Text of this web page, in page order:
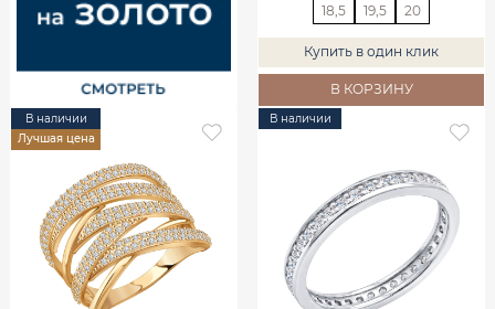
18,5 19,5 20
Купить в один клик
В КОРЗИНУ
В наличии
Лучшая цена
В наличии